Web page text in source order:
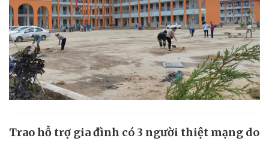
Trao hỗ trợ gia đình có 3 người thiệt mạng do